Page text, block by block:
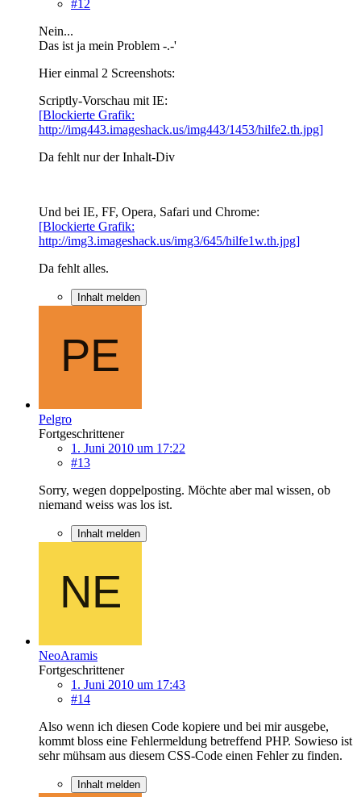
#12
Nein...
Das ist ja mein Problem -.-'
Hier einmal 2 Screenshots:
Scriptly-Vorschau mit IE:
[Blockierte Grafik:
http://img443.imageshack.us/img443/1453/hilfe2.th.jpg]
Da fehlt nur der Inhalt-Div
Und bei IE, FF, Opera, Safari und Chrome:
[Blockierte Grafik:
http://img3.imageshack.us/img3/645/hilfe1w.th.jpg]
Da fehlt alles.
Inhalt melden
Pelgro
Fortgeschrittener
1. Juni 2010 um 17:22
#13
Sorry, wegen doppelposting. Möchte aber mal wissen, ob
niemand weiss was los ist.
Inhalt melden
NeoAramis
Fortgeschrittener
1. Juni 2010 um 17:43
#14
Also wenn ich diesen Code kopiere und bei mir ausgebe,
kommt bloss eine Fehlermeldung betreffend PHP. Sowieso ist
sehr mühsam aus diesem CSS-Code einen Fehler zu finden.
Inhalt melden